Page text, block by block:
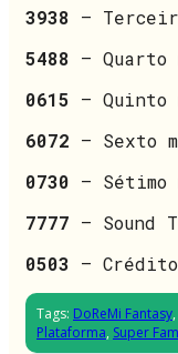
3938 –
5488 – Quarto
0615 – Quinto
6072 – Sexto
0730 – Sétimo
7777 – Sound
0503 –
Tags: DoReMi Fantasy,
Plataforma, Super